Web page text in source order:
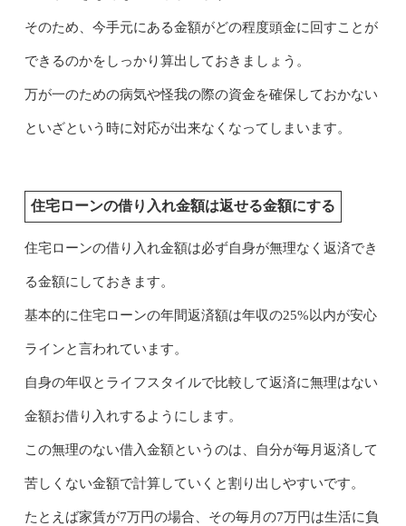
そのため、今手元にある金額がどの程度頭金に回すことが
できるのかをしっかり算出しておきましょう。
万が一のための病気や怪我の際の資金を確保しておかない
といざという時に対応が出来なくなってしまいます。
住宅ローンの借り入れ金額は返せる金額にする
住宅ローンの借り入れ金額は必ず自身が無理なく返済でき
る金額にしておきます。
基本的に住宅ローンの年間返済額は年収の25%以内が安心
ラインと言われています。
自身の年収とライフスタイルで比較して返済に無理はない
金額お借り入れするようにします。
この無理のない借入金額というのは、自分が毎月返済して
苦しくない金額で計算していくと割り出しやすいです。
たとえば家賃が7万円の場合、その毎月の7万円は生活に負